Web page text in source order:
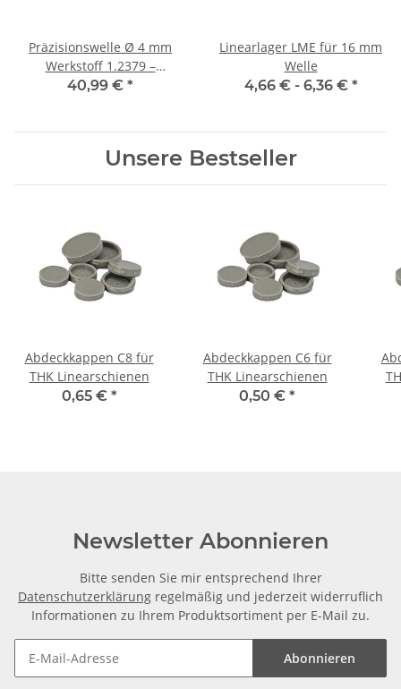
Präzisionswelle Ø 4 mm
Werkstoff 1.2379 –
geschliffen h8 1000mm
40,99 € *
Linearlager LME für 16 mm
Welle
4,66 € - 6,36 € *
Unsere Bestseller
Abdeckkappen C8 für
THK Linearschienen
0,65 € *
Abdeckkappen C6 für
THK Linearschienen
0,50 € *
Newsletter Abonnieren
Bitte senden Sie mir entsprechend Ihrer
Datenschutzerklärung regelmäßig und jederzeit widerruflich
Informationen zu Ihrem Produktsortiment per E-Mail zu.
Abonnieren